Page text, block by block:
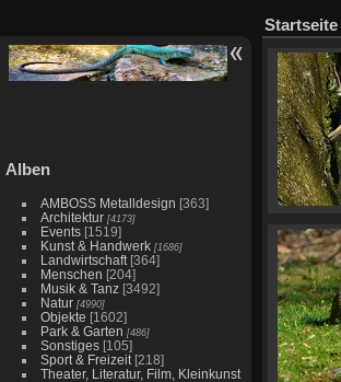
Alben
AMBOSS Metalldesign [363]
Architektur [4173]
Events [1519]
Kunst & Handwerk [1686]
Landwirtschaft [364]
Menschen [204]
Musik & Tanz [3492]
Natur [4990]
Objekte [1602]
Park & Garten [486]
Sonstiges [105]
Sport & Freizeit [218]
Theater, Literatur, Film, Kleinkunst
Startseite